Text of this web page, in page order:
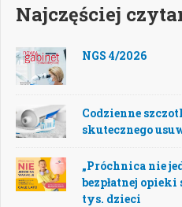
Najczęściej
NGS 4/2026
Codzienne
skutecznego
„Próchnica nie
bezpłatnej opieki
tys. dzieci